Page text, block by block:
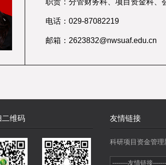
职责：分管财务科、项目资金科、
电话：029-87082219
邮箱：2623832@nwsuaf.edu.cn
二维码 友情链接
科研项目资金管理